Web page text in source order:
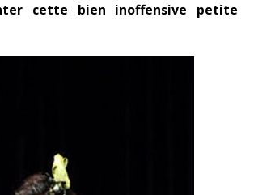
cette bien inoffensive petite